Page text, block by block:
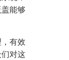
能够
有效
对这